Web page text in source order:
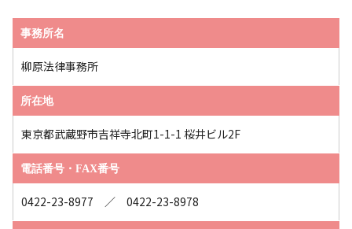
事務所名
柳原法律事務所
所在地
東京都武蔵野市吉祥寺北町1-1-1 桜井ビル2F
電話番号・FAX番号
0422-23-8977 ／ 0422-23-8978